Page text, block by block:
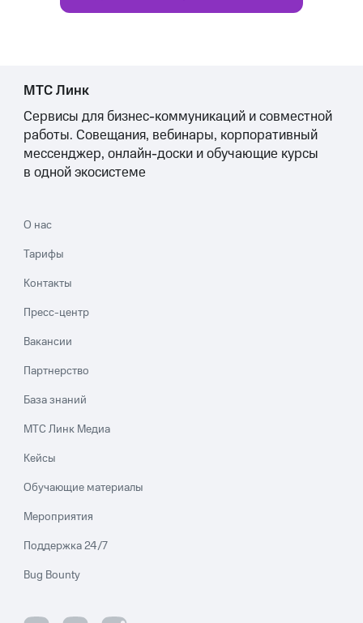
МТС Линк
Сервисы для бизнес-коммуникаций и совместной
работы. Совещания, вебинары, корпоративный
мессенджер, онлайн-доски и обучающие курсы
в одной экосистеме
О нас
Тарифы
Контакты
Вакансии
Партнерство
База знаний
МТС Линк Медиа
Кейсы
Обучающие материалы
Мероприятия
Поддержка 24/7
Bug Bounty
Пресс-центр